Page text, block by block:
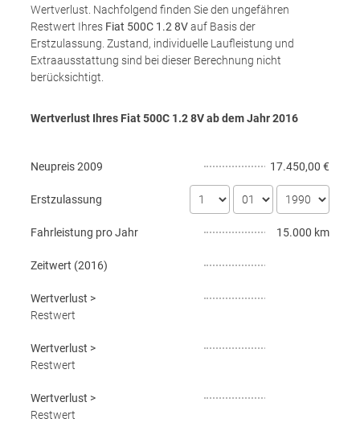
Wertverlust. Nachfolgend finden Sie den ungefähren
Restwert Ihres Fiat 500C 1.2 8Vauf Basis der
Erstzulassung. Zustand, individuelle Laufleistung und
Extraausstattung sind bei dieser Berechnung nicht
berücksichtigt.
Wertverlust Ihres Fiat 500C 1.2 8V ab dem Jahr2016
Neupreis2009 17.450,00 €
Erstzulassung
Fahrleistung pro Jahr 15.000 km
Zeitwert (2016)
Wertverlust >
Restwert
Wertverlust >
Restwert
Wertverlust >
Restwert